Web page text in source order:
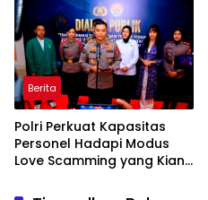
Berita
Polri Perkuat Kapasitas
Personel Hadapi Modus
Love Scamming yang Kian